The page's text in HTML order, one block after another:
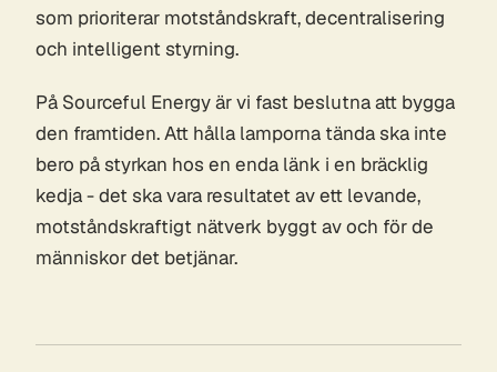
som prioriterar motståndskraft, decentralisering
och intelligent styrning.
På Sourceful Energy är vi fast beslutna att bygga
den framtiden. Att hålla lamporna tända ska inte
bero på styrkan hos en enda länk i en bräcklig
kedja - det ska vara resultatet av ett levande,
motståndskraftigt nätverk byggt av och för de
människor det betjänar.